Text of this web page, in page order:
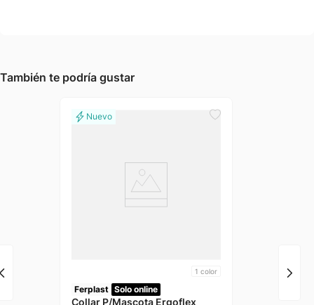
También te podría gustar
1 color
Ferplast Solo online
Collar P/Mascota Ergoflex